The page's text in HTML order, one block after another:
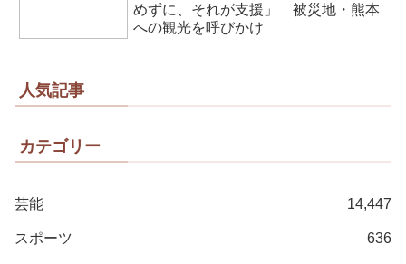
めずに、それが支援」 被災地・熊本
への観光を呼びかけ
人気記事
カテゴリー
芸能 14,447
スポーツ 636